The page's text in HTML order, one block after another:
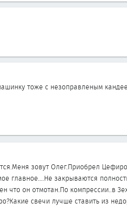
тоже с незоправленым
зовут Олег.Приобрел
главное....Не закрываются
что он отмотан.По компрессии..в
свечи лучше ставить из